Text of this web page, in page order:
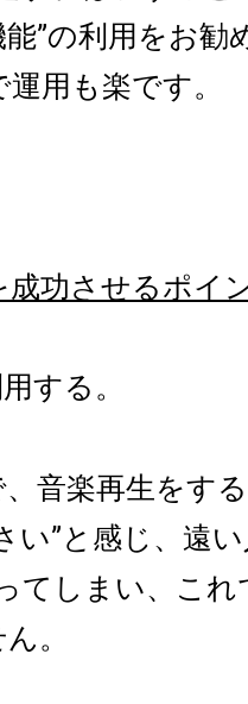
能”の利用をお勧
用も楽です。
成功させるポ
する。
音楽再生をす
い”と感じ、遠
てしまい、これ
。